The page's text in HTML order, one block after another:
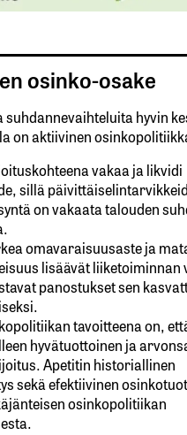
osinko-osake
suhdannevaihteluita hyvin
on aktiivinen
vakaa ja likvidi
sillä
on vakaata talouden
omavaraisuusaste ja
lisäävät liiketoiminnan
panostukset sen
tavoitteena on,
hyvätuottoinen ja
Apetitin historiallinen
sekä efektiivinen
osinkopolitiikan